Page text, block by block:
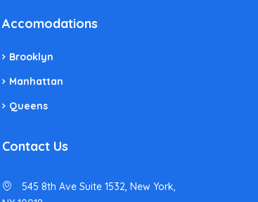
Accomodations
Brooklyn
Manhattan
Queens
Contact Us
545 8th Ave Suite 1532, New York,